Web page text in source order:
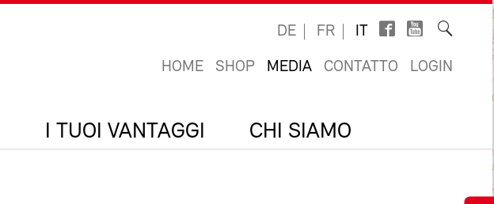
DE FR IT
HOME SHOP MEDIA CONTATTO LOGIN
I TUOI VANTAGGI CHI SIAMO